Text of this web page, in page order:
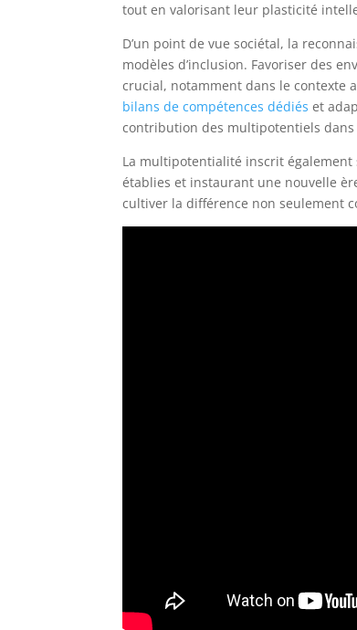
tout en valorisant leur plasticité
D’un point de vue sociétal, la
modèles d’inclusion. Favoriser des
crucial, notamment dans le contexte
bilans de compétences dédiés et
contribution des multipotentiels dans
La multipotentialité inscrit
établies et instaurant une nouvelle
cultiver la différence non seulement